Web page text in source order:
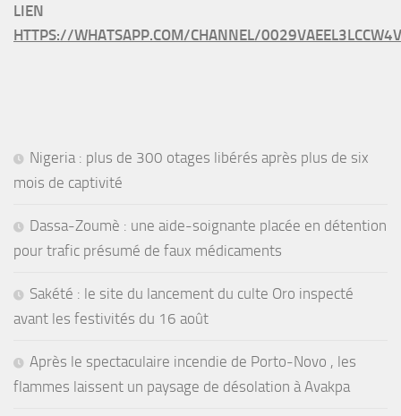
LIEN
HTTPS://WHATSAPP.COM/CHANNEL/
Nigeria : plus de 300 otages libérés après plus de six
mois de captivité
Dassa-Zoumè : une aide-soignante placée en détention
pour trafic présumé de faux médicaments
Sakété : le site du lancement du culte Oro inspecté
avant les festivités du 16 août
Après le spectaculaire incendie de Porto-Novo , les
flammes laissent un paysage de désolation à Avakpa